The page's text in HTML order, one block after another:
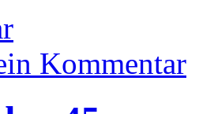
Kommentar